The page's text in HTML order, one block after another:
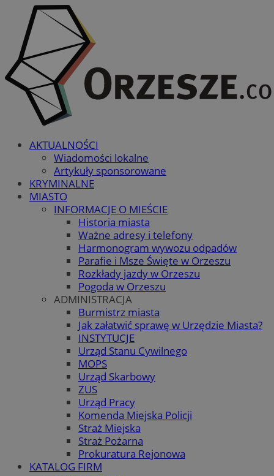
AKTUALNOŚCI
Wiadomości lokalne
Artykuły sponsorowane
KRYMINALNE
MIASTO
INFORMACJE O MIEŚCIE
Historia miasta
Ważne adresy i telefony
Harmonogram wywozu odpadów
Parafie i Msze Święte w Orzeszu
Rozkłady jazdy w Orzeszu
Pogoda w Orzeszu
ADMINISTRACJA
Burmistrz miasta
Jak załatwić sprawę w Urzędzie Miasta?
INSTYTUCJE
Urząd Stanu Cywilnego
MOPS
Urząd Skarbowy
ZUS
Urząd Pracy
Komenda Miejska Policji
Straż Miejska
Straż Pożarna
Prokuratura Rejonowa
KATALOG FIRM